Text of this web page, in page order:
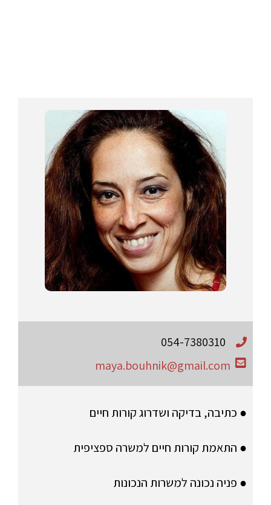
054-7380310
maya.bouhnik@gmail.com
● כתיבה, בדיקה ושדרוג קורות חיים
● התאמת קורות חיים למשרה ספציפית
● פניה נכונה למשרות הנכונות